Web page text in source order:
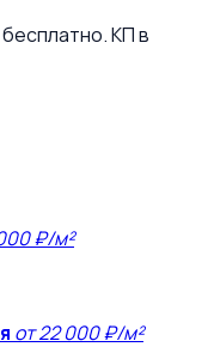
КП в
₽/м²
от 22 000 ₽/м²